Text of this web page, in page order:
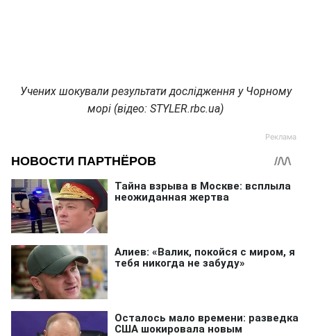
Учених шокували результати дослідження у Чорному
морі (відео: STYLER.rbc.ua)